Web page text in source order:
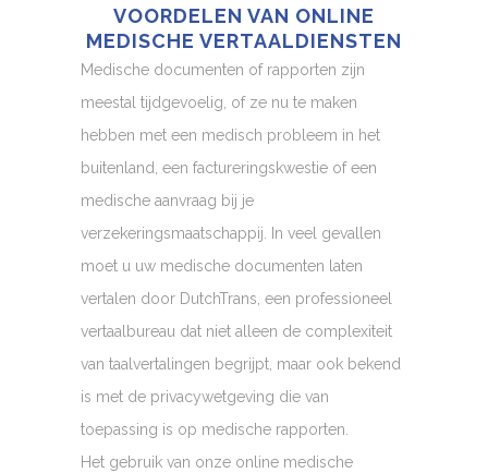
VOORDELEN VAN ONLINE
MEDISCHE VERTAALDIENSTEN
Medische documenten of rapporten zijn
meestal tijdgevoelig, of ze nu te maken
hebben met een medisch probleem in het
buitenland, een factureringskwestie of een
medische aanvraag bij je
verzekeringsmaatschappij. In veel gevallen
moet u uw medische documenten laten
vertalen door DutchTrans, een professioneel
vertaalbureau dat niet alleen de complexiteit
van taalvertalingen begrijpt, maar ook bekend
is met de privacywetgeving die van
toepassing is op medische rapporten.
Het gebruik van onze online medische